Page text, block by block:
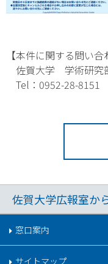
【本件に関する問い合
佐賀大学 学術研究
Tel：0952-28-8151
佐賀大学広報室か
窓口案内
サイトマップ